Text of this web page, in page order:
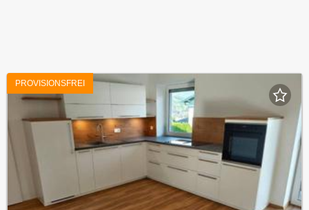
PROVISIONSFREI